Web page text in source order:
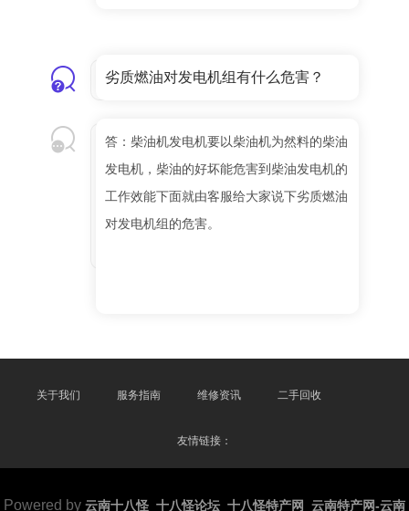
劣质燃油对发电机组有什么危害？
答：柴油机发电机要以柴油机为然料的柴油
发电机，柴油的好坏能危害到柴油发电机的
工作效能下面就由客服给大家说下劣质燃油
对发电机组的危害。
关于我们 服务指南 维修资讯 二手回收
友情链接：
Powered by 云南十八怪_十八怪论坛_十八怪特产网_云南特产网-云南